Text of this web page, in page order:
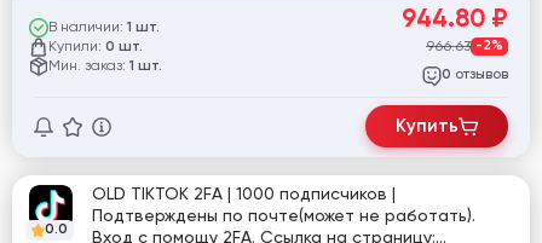
В наличии: 1 шт.
Купили: 0 шт.
Мин. заказ: 1 шт.
944.80 ₽
966.63 -2%
0 отзывов
Купить
0.0
OLD TIKTOK 2FA | 1000 подписчиков |
Подтверждены по почте(может не работать).
Вход с помощу 2FA. Ссылка на страницу: